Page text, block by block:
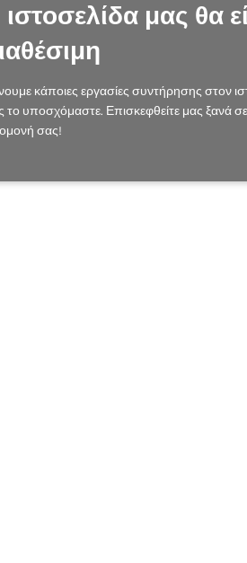
μας θα
κάποιες εργασίες συντήρησης στον
το υποσχόμαστε. Επισκεφθείτε μας ξανά
σας!